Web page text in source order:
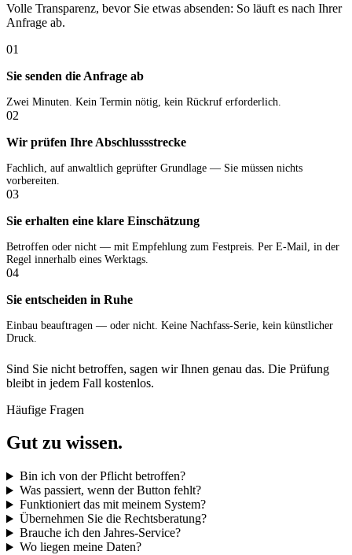
Volle Transparenz, bevor Sie etwas absenden: So läuft es nach Ihrer
Anfrage ab.
01
Sie senden die Anfrage ab
Zwei Minuten. Kein Termin nötig, kein Rückruf erforderlich.
02
Wir prüfen Ihre Abschlussstrecke
Fachlich, auf anwaltlich geprüfter Grundlage — Sie müssen nichts
vorbereiten.
03
Sie erhalten eine klare Einschätzung
Betroffen oder nicht — mit Empfehlung zum Festpreis. Per E-Mail, in der
Regel innerhalb eines Werktags.
04
Sie entscheiden in Ruhe
Einbau beauftragen — oder nicht. Keine Nachfass-Serie, kein künstlicher
Druck.
Sind Sie nicht betroffen, sagen wir Ihnen genau das. Die Prüfung
bleibt in jedem Fall kostenlos.
Häufige Fragen
Gut zu wissen.
Bin ich von der Pflicht betroffen?
Was passiert, wenn der Button fehlt?
Funktioniert das mit meinem System?
Übernehmen Sie die Rechtsberatung?
Brauche ich den Jahres-Service?
Wo liegen meine Daten?